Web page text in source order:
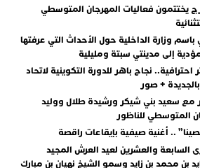
ألف متفرج يختتمون فعاليات المهرجان المتوسطي
وزارة الداخلية حول الأحداث التي عرفتها
إلى مدينتي سبتة ومليلية
نجاح باهر للدورة التكوينية لاتحاد
+ صور
مع سعيد بني شيكر ورشيدة طلال ووليد
المتوسطي للناظور
.. أغنية صيفية بإيقاعات راقصة
السابعة والعشرين لعيد العرش المجيد
بن محمد بن زايد وسمو الشيخ نهيان بن مبارك